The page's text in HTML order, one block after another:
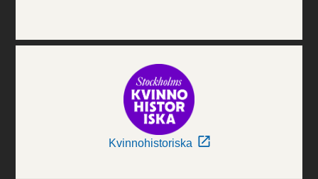
Kvinnohistoriska